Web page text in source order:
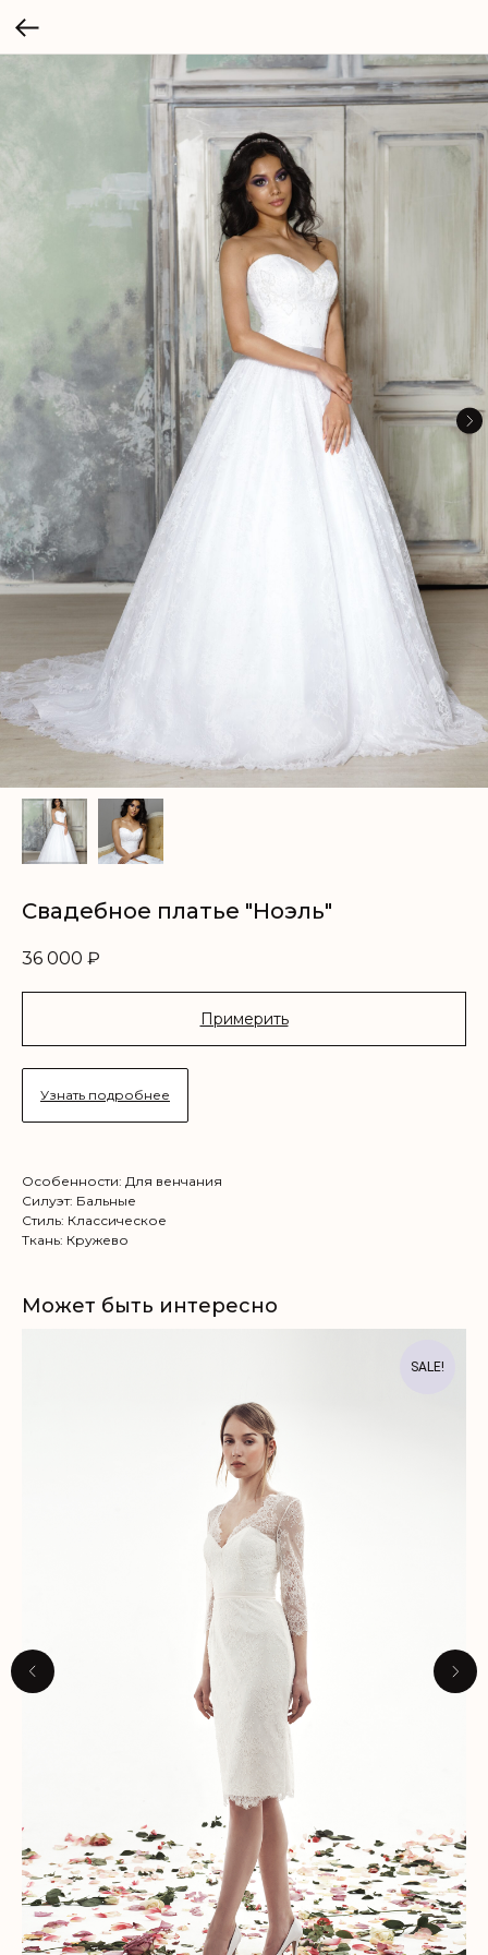
Свадебное платье "Ноэль"
36 000 ₽
Примерить
Узнать подробнее
Особенности: Для венчания
Силуэт: Бальные
Стиль: Классическое
Ткань: Кружево
Может быть интересно
SALE!